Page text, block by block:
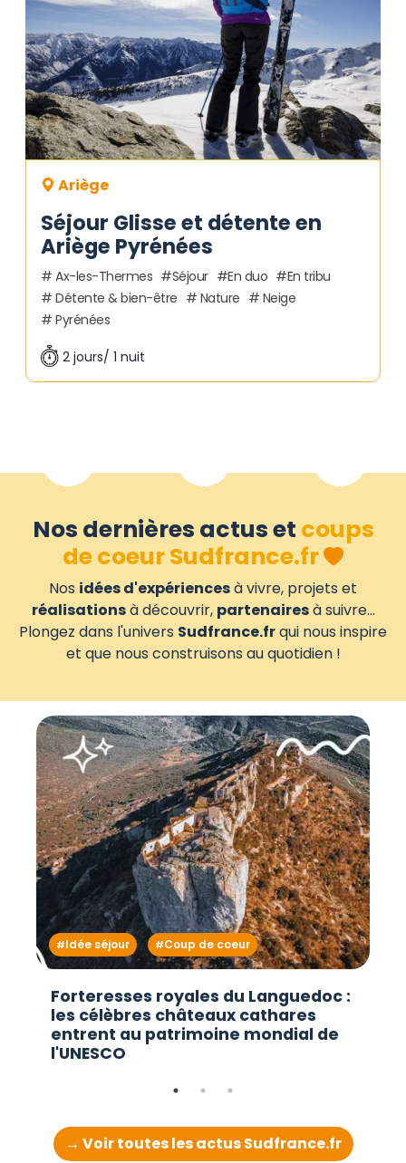
Séjour Glisse et détente en
Ariège Pyrénées
Ariège
Ax-les-Thermes Séjour En duo
En tribu
Détente & bien-être
Nature
Neige
Pyrénées
2 jours/ 1 nuit
Nos dernières actus et coups
de coeur Sudfrance.fr
Nos idées d'expériencesà vivre, projets et
réalisationsà découvrir, partenairesà suivre...
Plongez dans l'univers Sudfrance.frqui nous inspire
et que nous construisons au quotidien !
Forteresses royales du Languedoc :
les célèbres châteaux cathares
entrent au patrimoine mondial de
l'UNESCO
Idée séjour Coup de coeur
→ Voir toutes les actus Sudfrance.fr